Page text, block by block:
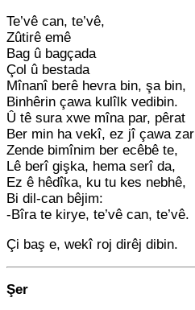
Te’vê can, te’vê,
Zûtirê emê
Bag û bagçada
Çol û bestada
Mînanî berê hevra bin, şa bin,
Binhêrin çawa kulîlk vedibin.
Û tê sura xwe mîna par, pêrat
Ber min ha vekî, ez jî çawa zar
Zende bimînim ber ecêbê te,
Lê berî gişka, hema serî da,
Ez ê hêdîka, ku tu kes nebhê,
Bi dil-can bêjim:
-Bîra te kirye, te’vê can, te’vê.
Çi baş e, wekî roj dirêj dibin.
Şer